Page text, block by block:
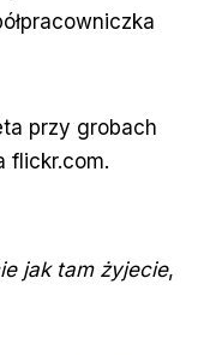
przy grobach
flickr.com.
jak tam żyjecie,